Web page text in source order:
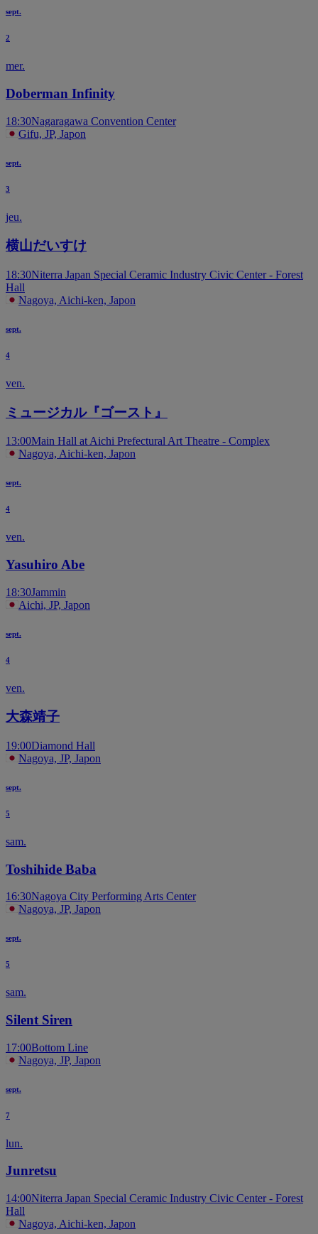
sept.
2
mer.
Doberman Infinity
18:30Nagaragawa Convention Center
Gifu, JP, Japon
sept.
3
jeu.
横山だいすけ
18:30Niterra Japan Special Ceramic Industry Civic Center - Forest
Hall
Nagoya, Aichi-ken, Japon
sept.
4
ven.
ミュージカル『ゴースト』
13:00Main Hall at Aichi Prefectural Art Theatre - Complex
Nagoya, Aichi-ken, Japon
sept.
4
ven.
Yasuhiro Abe
18:30Jammin
Aichi, JP, Japon
sept.
4
ven.
大森靖子
19:00Diamond Hall
Nagoya, JP, Japon
sept.
5
sam.
Toshihide Baba
16:30Nagoya City Performing Arts Center
Nagoya, JP, Japon
sept.
5
sam.
Silent Siren
17:00Bottom Line
Nagoya, JP, Japon
sept.
7
lun.
Junretsu
14:00Niterra Japan Special Ceramic Industry Civic Center - Forest
Hall
Nagoya, Aichi-ken, Japon